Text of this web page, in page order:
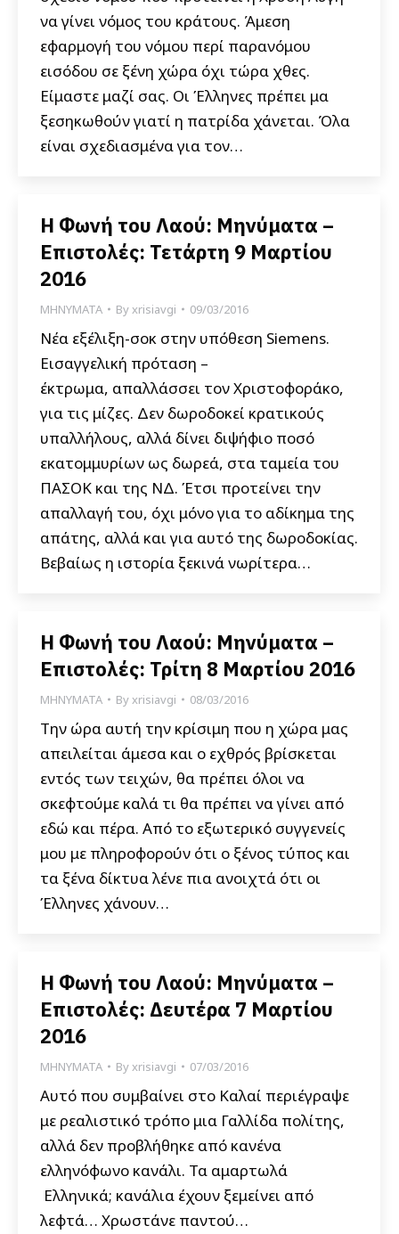
να γίνει νόμος του κράτους. Άμεση
εφαρμογή του νόμου περί παρανόμου
εισόδου σε ξένη χώρα όχι τώρα χθες.
Είμαστε μαζί σας. Οι Έλληνες πρέπει μα
ξεσηκωθούν γιατί η πατρίδα χάνεται. Όλα
είναι σχεδιασμένα για τον…
Η Φωνή του Λαού: Μηνύματα –
Επιστολές: Τετάρτη 9 Μαρτίου
2016
ΜΗΝΥΜΑΤΑ Byxrisiavgi 09/03/2016
Νέα εξέλιξη-σοκ στην υπόθεση Siemens.
Εισαγγελική πρόταση –
έκτρωμα, απαλλάσσει τον Χριστοφοράκο,
για τις μίζες. Δεν δωροδοκεί κρατικούς
υπαλλήλους, αλλά δίνει διψήφιο ποσό
εκατομμυρίων ως δωρεά, στα ταμεία του
ΠΑΣΟΚ και της ΝΔ. Έτσι προτείνει την
απαλλαγή του, όχι μόνο για το αδίκημα της
απάτης, αλλά και για αυτό της δωροδοκίας.
Βεβαίως η ιστορία ξεκινά νωρίτερα…
Η Φωνή του Λαού: Μηνύματα –
Επιστολές: Τρίτη 8 Μαρτίου 2016
ΜΗΝΥΜΑΤΑ Byxrisiavgi 08/03/2016
Την ώρα αυτή την κρίσιμη που η χώρα μας
απειλείται άμεσα και ο εχθρός βρίσκεται
εντός των τειχών, θα πρέπει όλοι να
σκεφτούμε καλά τι θα πρέπει να γίνει από
εδώ και πέρα. Από το εξωτερικό συγγενείς
μου με πληροφορούν ότι ο ξένος τύπος και
τα ξένα δίκτυα λένε πια ανοιχτά ότι οι
Έλληνες χάνουν…
Η Φωνή του Λαού: Μηνύματα –
Επιστολές: Δευτέρα 7 Μαρτίου
2016
ΜΗΝΥΜΑΤΑ Byxrisiavgi 07/03/2016
Αυτό που συμβαίνει στο Καλαί περιέγραψε
με ρεαλιστικό τρόπο μια Γαλλίδα πολίτης,
αλλά δεν προβλήθηκε από κανένα
ελληνόφωνο κανάλι. Τα αμαρτωλά
Ελληνικά; κανάλια έχουν ξεμείνει από
λεφτά… Χρωστάνε παντού…